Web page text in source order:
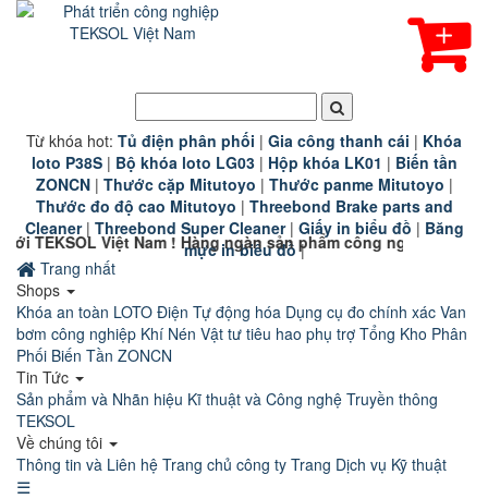
Từ khóa hot: Tủ điện phân phối | Gia công thanh cái | Khóa
loto P38S| Bộ khóa loto LG03| Hộp khóa LK01 | Biến tần
ZONCN| Thước cặp Mitutoyo | Thước panme Mitutoyo |
Thước đo độ cao Mitutoyo | Threebond Brake parts and
Cleaner| Threebond Super Cleaner| Giấy in biểu đồ | Băng
mực in biểu đồ |
! Hàng ngàn sản phẩm công nghiệp chính hãng chất lượng
Trang nhất
Shops
Khóa an toàn LOTO Điện Tự động hóa Dụng cụ đo chính xác Van
bơm công nghiệp Khí Nén Vật tư tiêu hao phụ trợ Tổng Kho Phân
Phối Biến Tần ZONCN
Tin Tức
Sản phẩm và Nhãn hiệu Kĩ thuật và Công nghệ Truyền thông
TEKSOL
Về chúng tôi
Thông tin và Liên hệ Trang chủ công ty Trang Dịch vụ Kỹ thuật
☰